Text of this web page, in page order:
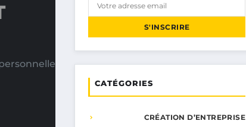
S'INSCRIRE
CATÉGORIES
CRÉATION D’ENTREPRISE